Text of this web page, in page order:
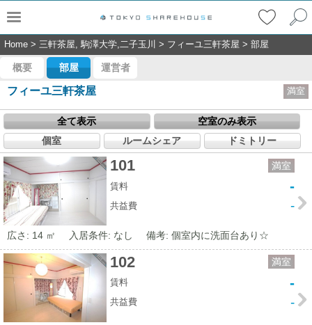
Home > 三軒茶屋, 駒澤大学,二子玉川 > フィーユ三軒茶屋 > 部屋
概要 部屋 運営者
フィーユ三軒茶屋 満室
全て表示
空室のみ表示
個室
ルームシェア ドミトリー
101 満室
賃料 -
共益費 -
広さ: 14 ㎡ 入居条件: なし 備考: 個室内に洗面台あり☆
102 満室
賃料 -
共益費 -